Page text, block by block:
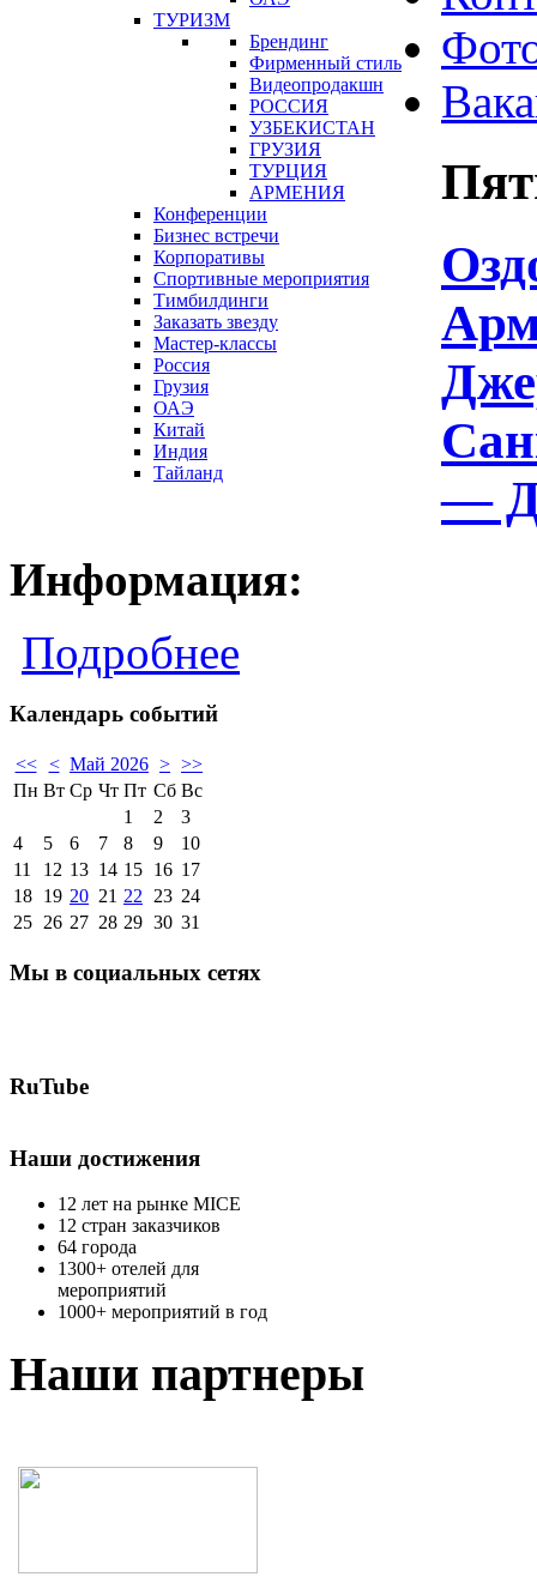
ТУРИЗМ
Брендинг
Фирменный стиль
Видеопродакшн
РОССИЯ
УЗБЕКИСТАН
ГРУЗИЯ
ТУРЦИЯ
АРМЕНИЯ
Конференции
Бизнес встречи
Корпоративы
Спортивные мероприятия
Тимбилдинги
Заказать звезду
Мастер-классы
Россия
Грузия
ОАЭ
Китай
Индия
Тайланд
—
Информация:
Подробнее
Календарь событий
<< < Май 2026 > >>
Пн Вт Ср Чт Пт Сб Вс
1
2
3
4
5 6 7 8 9
10
11
12 13 14 15 16 17
18 19 20 21 22 23 24
25 26 27 28 29 30 31
Мы в социальных сетях
RuTube
Наши достижения
12 лет на рынке MICE
12 стран заказчиков
64 города
1300+ отелей для
мероприятий
1000+ мероприятий в год
Наши партнеры